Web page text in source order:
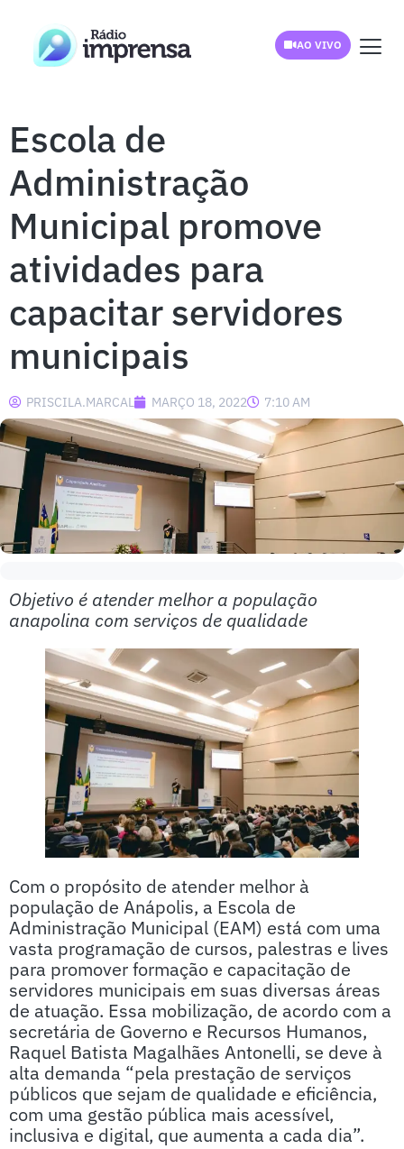
AO VIVO
Escola de
Administração
Municipal promove
atividades para
capacitar servidores
municipais
PRISCILA.MARCAL MARÇO 18, 2022 7:10 AM
Objetivo é atender melhor a população
anapolina com serviços de qualidade
Com o propósito de atender melhor à
população de Anápolis, a Escola de
Administração Municipal (EAM) está com uma
vasta programação de cursos, palestras e lives
para promover formação e capacitação de
servidores municipais em suas diversas áreas
de atuação. Essa mobilização, de acordo com a
secretária de Governo e Recursos Humanos,
Raquel Batista Magalhães Antonelli, se deve à
alta demanda “pela prestação de serviços
públicos que sejam de qualidade e eficiência,
com uma gestão pública mais acessível,
inclusiva e digital, que aumenta a cada dia”.